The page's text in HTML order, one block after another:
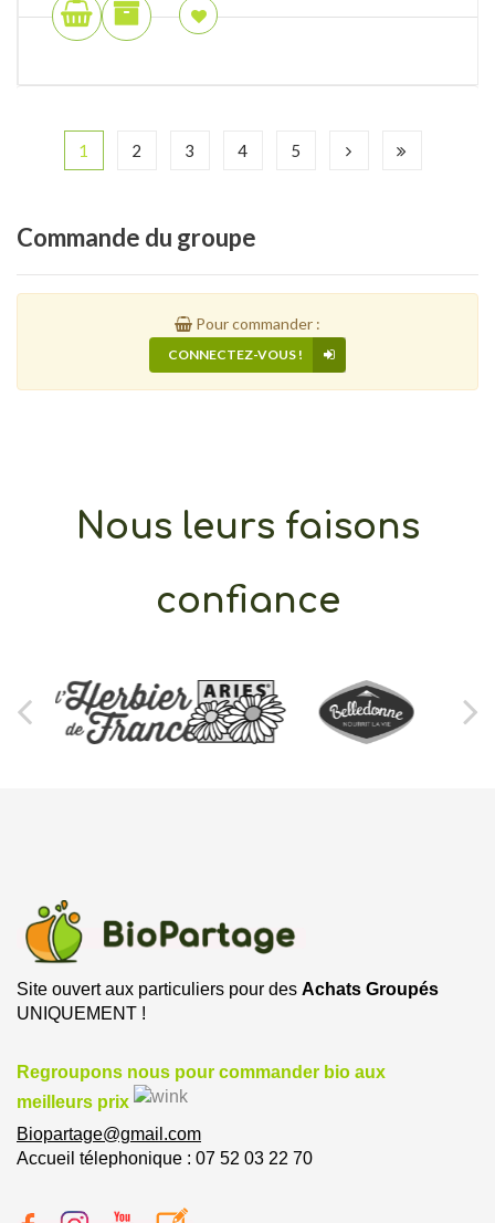
1 2 3 4 5
Commande du groupe
Pour commander :
CONNECTEZ-VOUS !
Nous leurs faisons
confiance
Site ouvert aux particuliers pour des Achats Groupés
UNIQUEMENT !
Regroupons nous pour commander bio aux
meilleurs prix
Biopartage@gmail.com
Accueil télephonique : 07 52 03 22 70